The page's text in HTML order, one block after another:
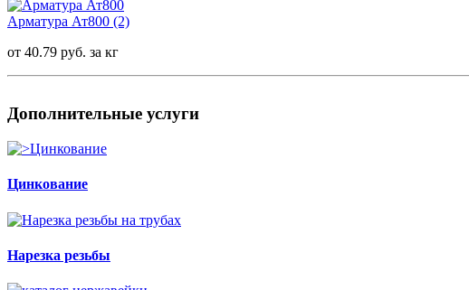
Арматура Ат800 (2)
от 40.79 руб. за кг
Дополнительные услуги
Цинкование
Нарезка резьбы